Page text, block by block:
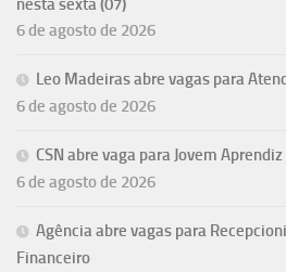
nesta sexta (07)
6 de agosto de 2026
Leo Madeiras abre vagas para
6 de agosto de 2026
CSN abre vaga para Jovem
6 de agosto de 2026
Agência abre vagas para
Financeiro